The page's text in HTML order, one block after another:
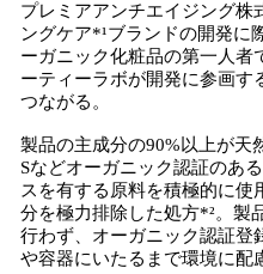
プレミアアンチエイジング株
ングケア*¹ブランドの開発に
ーガニック化粧品の第一人者
ーティーラボが開発に参画す
つながる。
製品の主成分の90%以上が天
Sなどオーガニック認証のあ
スを有する原料を積極的に
分を極力排除した処方*²。製
行わず、オーガニック認証登
や容器にいたるまで環境に配